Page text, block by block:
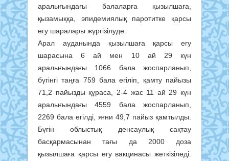
аралығындағы балаларға қызылшаға,
қызамыққа, эпидемиялық паротитке қарсы
егу шаралары жүргізілуде.
Арал ауданында қызылшаға қарсы егу
шарасына 6 ай мен 10 ай 29 күн
аралығындағы 1066 бала жоспарланып,
бүгінгі таңға 759 бала егіліп, қамту пайызы
71,2 пайызды құраса, 2-4 жас 11 ай 29 күн
аралығындағы 4559 бала жоспарланып,
2269 бала егілді, яғни 49,7 пайыз қамтылды.
Бүгін облыстық денсаулық сақтау
басқармасынан тағы да 2000 доза
қызылшаға қарсы егу вакцинасы жеткізіледі.